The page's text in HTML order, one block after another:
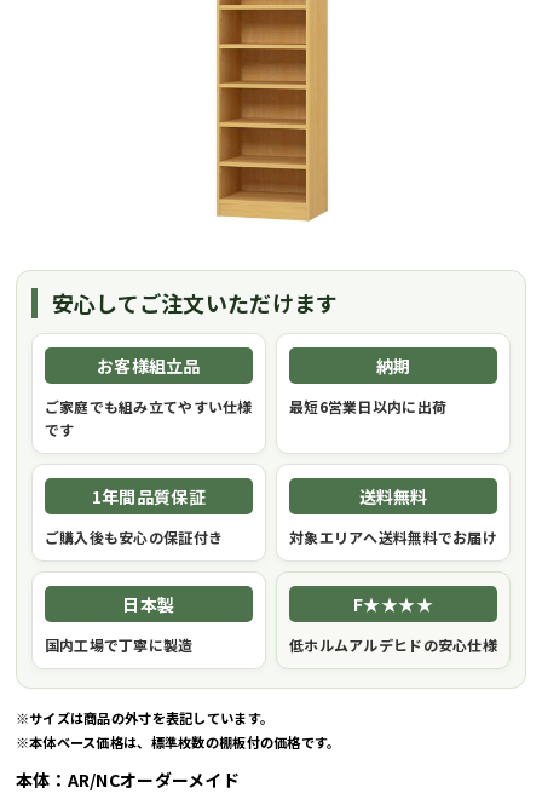
安心してご注文いただけます
お客様組立品
ご家庭でも組み立てやすい仕様
です
納期
最短6営業日以内に出荷
1年間品質保証
ご購入後も安心の保証付き
送料無料
対象エリアへ送料無料でお届け
日本製
国内工場で丁寧に製造
F★★★★
低ホルムアルデヒドの安心仕様
※サイズは商品の外寸を表記しています。
※本体ベース価格は、標準枚数の棚板付の価格です。
本体：AR/NCオーダーメイド